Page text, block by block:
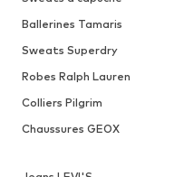
Ballerines Tamaris
Sweats Superdry
Robes Ralph Lauren
Colliers Pilgrim
Chaussures GEOX